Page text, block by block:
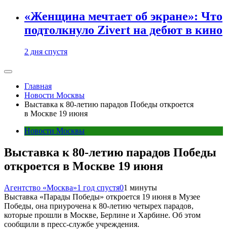
«Женщина мечтает об экране»: Что
подтолкнуло Zivert на дебют в кино
2 дня спустя
Главная
Новости Москвы
Выставка к 80-летию парадов Победы откроется
в Москве 19 июня
Новости Москвы
Выставка к 80-летию парадов Победы
откроется в Москве 19 июня
Агентство «Москва»1 год спустя01 минуты
Выставка «Парады Победы» откроется 19 июня в Музее
Победы, она приурочена к 80-летию четырех парадов,
которые прошли в Москве, Берлине и Харбине. Об этом
сообщили в пресс-службе учреждения.